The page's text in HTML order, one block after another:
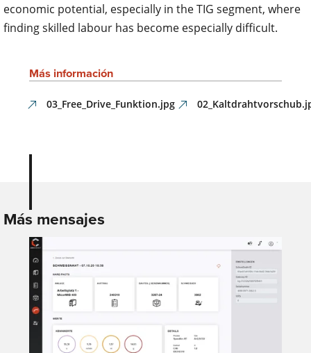
economic potential, especially in the TIG segment, where
finding skilled labour has become especially difficult.
Más información
03_Free_Drive_Funktion.jpg
Más mensajes